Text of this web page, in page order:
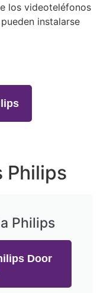
los videoteléfonos
instalarse
Philips
Philips
Door